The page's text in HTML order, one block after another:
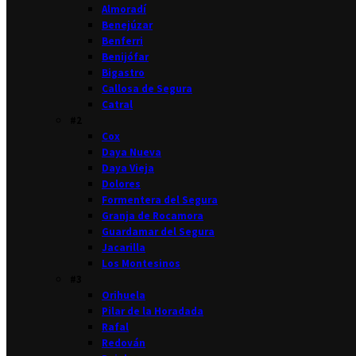
Almoradí
Benejúzar
Benferri
Benijófar
Bigastro
Callosa de Segura
Catral
Cox
Daya Nueva
Daya Vieja
Dolores
Formentera del Segura
Granja de Rocamora
Guardamar del Segura
Jacarilla
Los Montesinos
Orihuela
Pilar de la Horadada
Rafal
Redován